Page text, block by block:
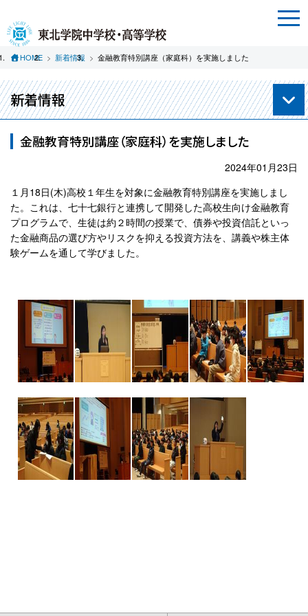
HOME 新着情報 金融教育特別講座（家庭科）を実施しました
新着情報
金融教育特別講座（家庭科）を実施しました
2024年01月23日
１月18日(木)高校１年生を対象に金融教育特別講座を実施しまし
た。これは、七十七銀行と連携して開発した高校生向け金融教育
プログラムで、生徒は約２時間の授業で、債券や投資信託といっ
た金融商品の選び方やリスクを抑える投資方法を、講義や株主体
験ゲームを通して学びました。